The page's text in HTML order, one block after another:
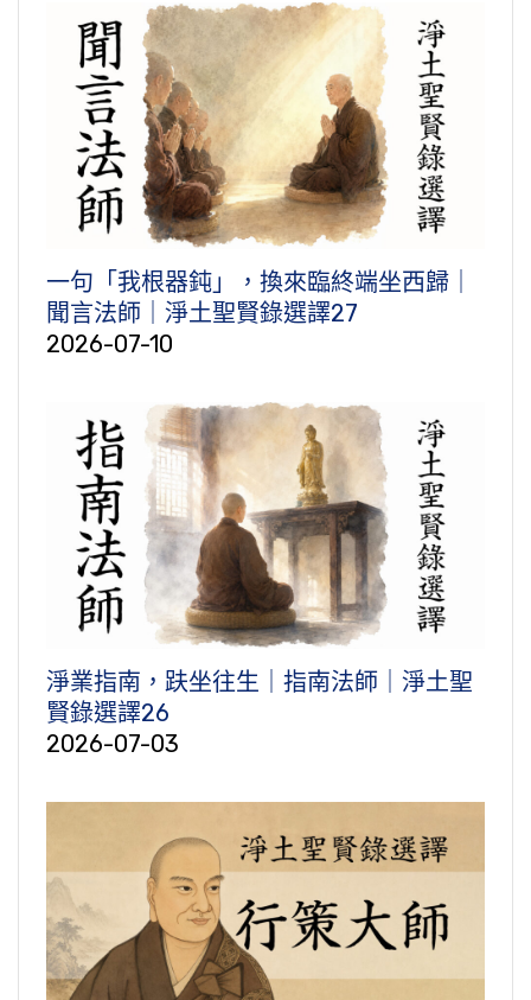
一句「我根器鈍」，換來臨終端坐西歸｜
聞言法師｜淨土聖賢錄選譯27
2026-07-10
淨業指南，趺坐往生｜指南法師｜淨土聖
賢錄選譯26
2026-07-03